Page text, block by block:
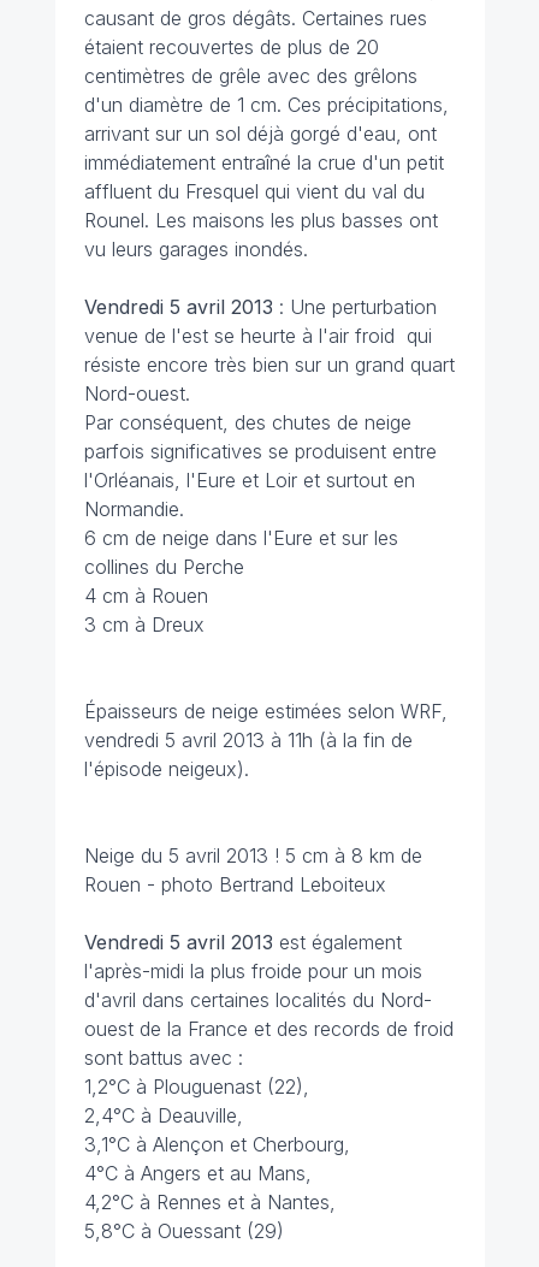
causant de gros dégâts. Certaines rues
étaient recouvertes de plus de 20
centimètres de grêle avec des grêlons
d'un diamètre de 1 cm. Ces précipitations,
arrivant sur un sol déjà gorgé d'eau, ont
immédiatement entraîné la crue d'un petit
affluent du Fresquel qui vient du val du
Rounel. Les maisons les plus basses ont
vu leurs garages inondés.
Vendredi 5 avril 2013 : Une perturbation
venue de l'est se heurte à l'air froid qui
résiste encore très bien sur un grand quart
Nord-ouest.
Par conséquent, des chutes de neige
parfois significatives se produisent entre
l'Orléanais, l'Eure et Loir et surtout en
Normandie.
6 cm de neige dans l'Eure et sur les
collines du Perche
4 cm à Rouen
3 cm à Dreux
Épaisseurs de neige estimées selon WRF,
vendredi 5 avril 2013 à 11h (à la fin de
l'épisode neigeux).
Neige du 5 avril 2013 ! 5 cm à 8 km de
Rouen - photo Bertrand Leboiteux
Vendredi 5 avril 2013 est également
l'après-midi la plus froide pour un mois
d'avril dans certaines localités du Nord-
ouest de la France et des records de froid
sont battus avec :
1,2°C à Plouguenast (22),
2,4°C à Deauville,
3,1°C à Alençon et Cherbourg,
4°C à Angers et au Mans,
4,2°C à Rennes et à Nantes,
5,8°C à Ouessant (29)